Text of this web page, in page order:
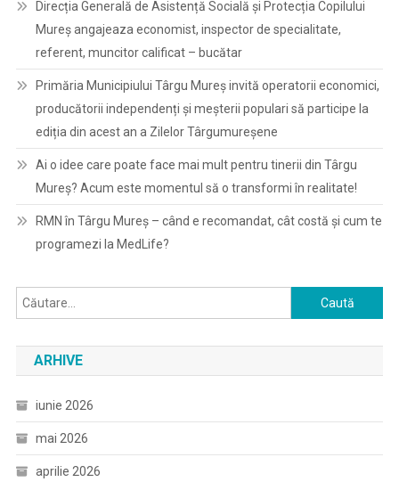
Direcția Generală de Asistență Socială și Protecția Copilului
Mureș angajeaza economist, inspector de specialitate,
referent, muncitor calificat – bucătar
Primăria Municipiului Târgu Mureș invită operatorii economici,
producătorii independenți și meșterii populari să participe la
ediția din acest an a Zilelor Târgumureșene
Ai o idee care poate face mai mult pentru tinerii din Târgu
Mureș? Acum este momentul să o transformi în realitate!
RMN în Târgu Mureș – când e recomandat, cât costă și cum te
programezi la MedLife?
Caută
după:
ARHIVE
iunie 2026
mai 2026
aprilie 2026